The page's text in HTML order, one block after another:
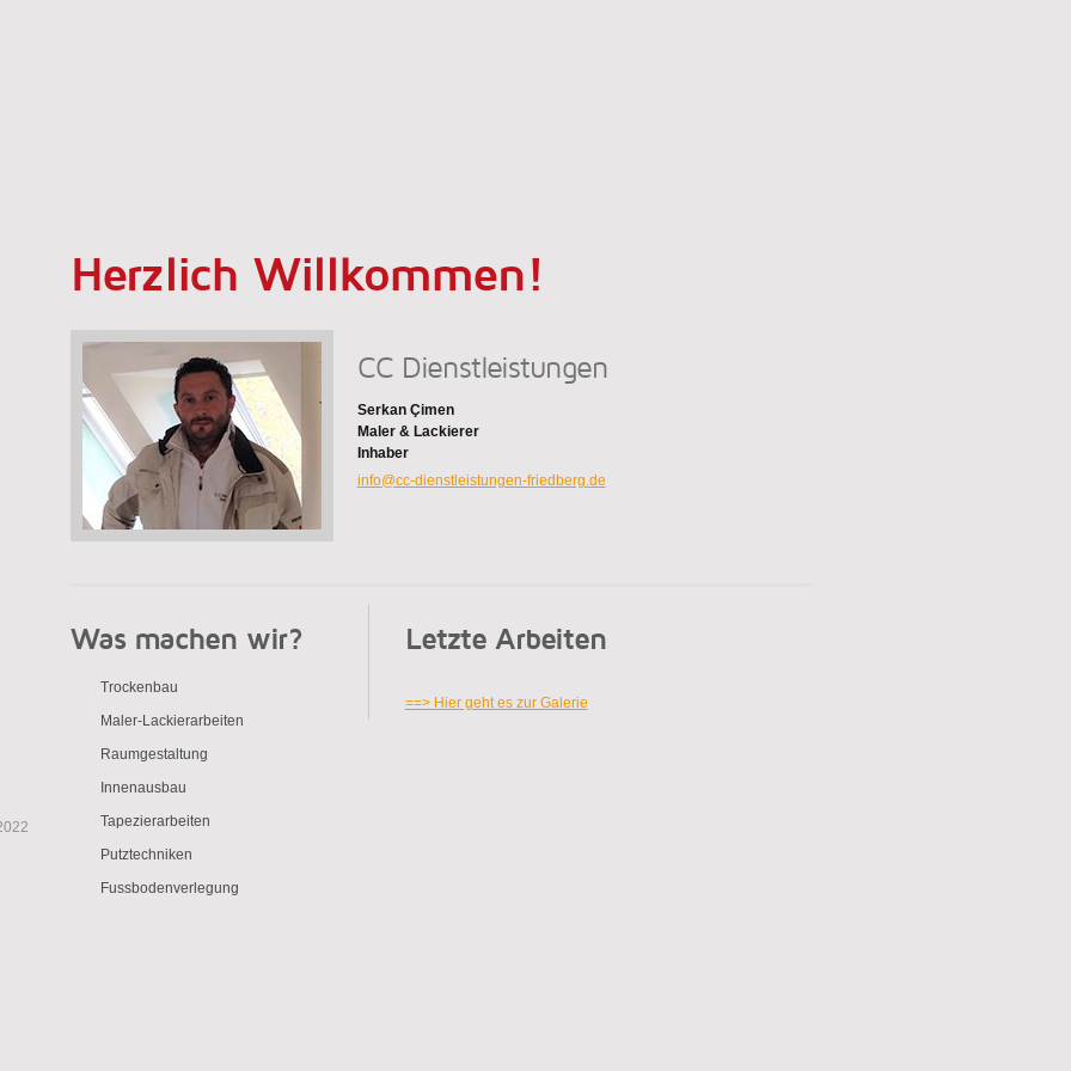
Herzlich Willkommen!
CC Dienstleistungen
Serkan Çimen
Maler & Lackierer
Inhaber
info@cc-dienstleistungen-friedberg.de
Was machen wir?
Trockenbau
Maler-Lackierarbeiten
Raumgestaltung
Innenausbau
Tapezierarbeiten
Putztechniken
Fussbodenverlegung
Letzte Arbeiten
==> Hier geht es zur Galerie